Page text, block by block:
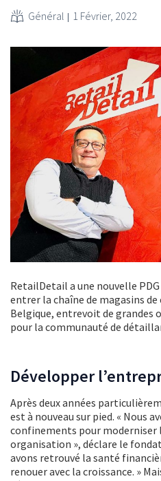
Général 1 Février, 2022
RetailDetail a une nouvelle
entrer la chaîne de magasins de
Belgique, entrevoit de grandes
pour la communauté de
Développer
Après deux années
est à nouveau sur pied. « Nous
confinements pour moderniser
organisation », déclare le
avons retrouvé la santé
renouer avec la croissance. »